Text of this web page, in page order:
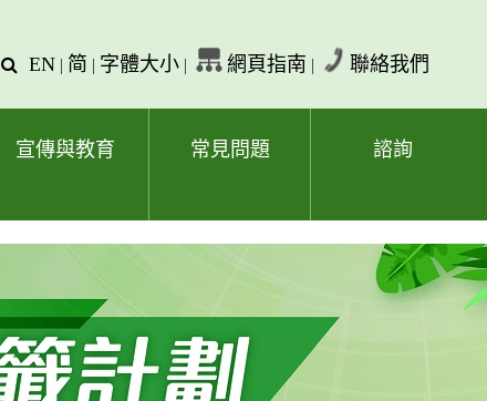
查
字
EN | 简 | 字體大小 | 網頁指南 | 聯絡我們
宣傳與教育 常見問題 諮詢